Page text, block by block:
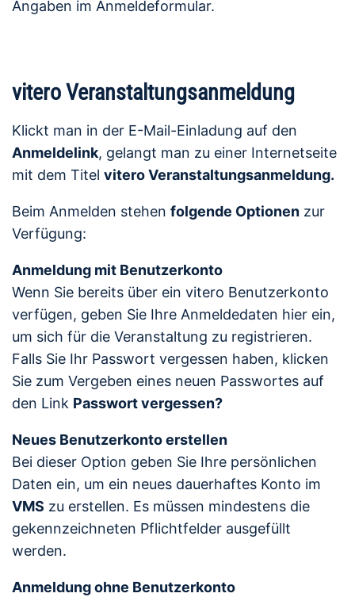
Angaben im Anmeldeformular.
vitero Veranstaltungsanmeldung
Klickt man in der E-Mail-Einladung auf den
Anmeldelink, gelangt man zu einer Internetseite
mit dem Titel vitero Veranstaltungsanmeldung.
Beim Anmelden stehen folgende Optionen zur
Verfügung:
Anmeldung mit Benutzerkonto
Wenn Sie bereits über ein vitero Benutzerkonto
verfügen, geben Sie Ihre Anmeldedaten hier ein,
um sich für die Veranstaltung zu registrieren.
Falls Sie Ihr Passwort vergessen haben, klicken
Sie zum Vergeben eines neuen Passwortes auf
den Link Passwort vergessen?
Neues Benutzerkonto erstellen
Bei dieser Option geben Sie Ihre persönlichen
Daten ein, um ein neues dauerhaftes Konto im
VMS zu erstellen. Es müssen mindestens die
gekennzeichneten Pflichtfelder ausgefüllt
werden.
Anmeldung ohne Benutzerkonto